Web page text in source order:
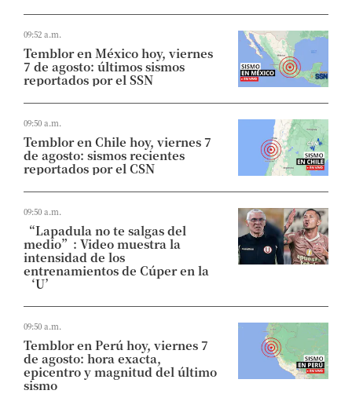
09:52 a.m.
Temblor en México hoy, viernes
7 de agosto: últimos sismos
reportados por el SSN
09:50 a.m.
Temblor en Chile hoy, viernes 7
de agosto: sismos recientes
reportados por el CSN
09:50 a.m.
“Lapadula no te salgas del
medio”: Video muestra la
intensidad de los
entrenamientos de Cúper en la
‘U’
09:50 a.m.
Temblor en Perú hoy, viernes 7
de agosto: hora exacta,
epicentro y magnitud del último
sismo